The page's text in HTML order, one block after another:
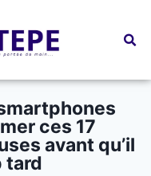
ces 17
avant qu’il
tard